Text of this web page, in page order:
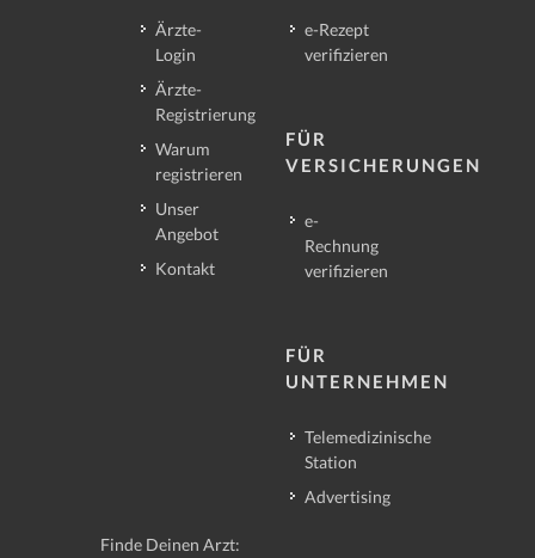
Ärzte-
Login
Ärzte-
Registrierung
Warum
registrieren
Unser
Angebot
Kontakt
e-Rezept
verifizieren
FÜR
VERSICHERUNGEN
e-
Rechnung
verifizieren
FÜR
UNTERNEHMEN
Telemedizinische
Station
Advertising
Finde Deinen Arzt: